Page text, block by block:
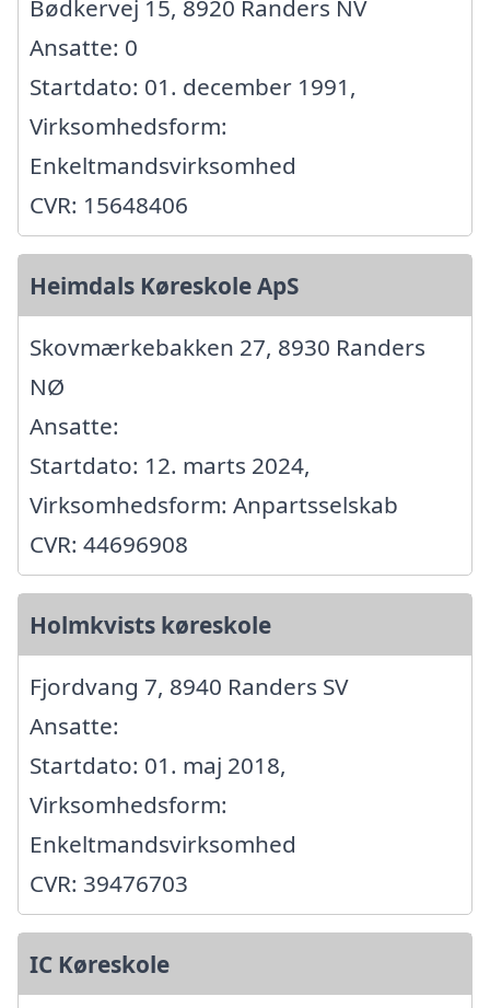
Bødkervej 15, 8920 Randers NV
Ansatte: 0
Startdato: 01. december 1991,
Virksomhedsform:
Enkeltmandsvirksomhed
CVR: 15648406
Heimdals Køreskole ApS
Skovmærkebakken 27, 8930 Randers
NØ
Ansatte:
Startdato: 12. marts 2024,
Virksomhedsform: Anpartsselskab
CVR: 44696908
Holmkvists køreskole
Fjordvang 7, 8940 Randers SV
Ansatte:
Startdato: 01. maj 2018,
Virksomhedsform:
Enkeltmandsvirksomhed
CVR: 39476703
IC Køreskole